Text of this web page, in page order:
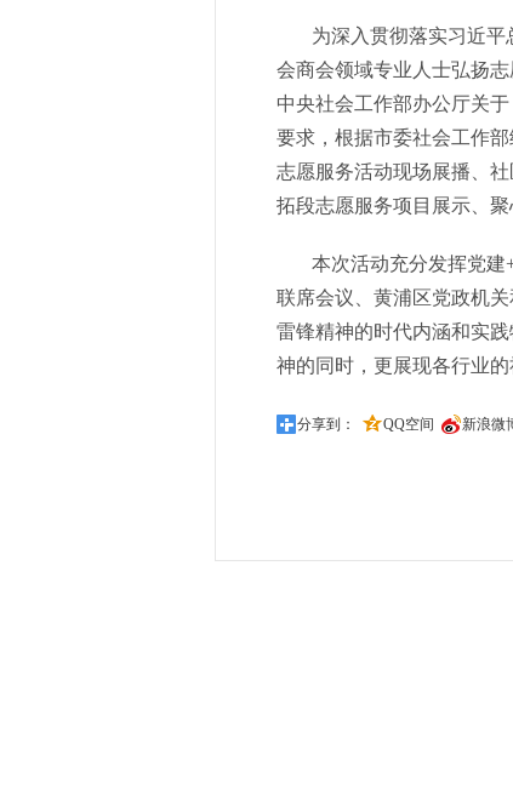
为深入贯彻落实习近
会商会领域专业人士弘扬
中央社会工作部办公厅关
要求，根据市委社会工作
志愿服务活动现场展播、
拓段志愿服务项目展示、
本次活动充分发挥党
联席会议、黄浦区党政机
雷锋精神的时代内涵和实
神的同时，更展现各行业的
分享到： QQ空间 新浪微